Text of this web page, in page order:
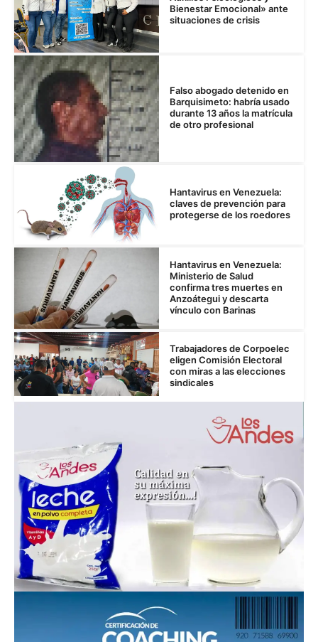
Bienestar Emocional» ante
situaciones de crisis
Falso abogado detenido en
Barquisimeto: habría usado
durante 13 años la matrícula
de otro profesional
Hantavirus en Venezuela:
claves de prevención para
protegerse de los roedores
Hantavirus en Venezuela:
Ministerio de Salud
confirma tres muertes en
Anzoátegui y descarta
vínculo con Barinas
Trabajadores de Corpoelec
eligen Comisión Electoral
con miras a las elecciones
sindicales